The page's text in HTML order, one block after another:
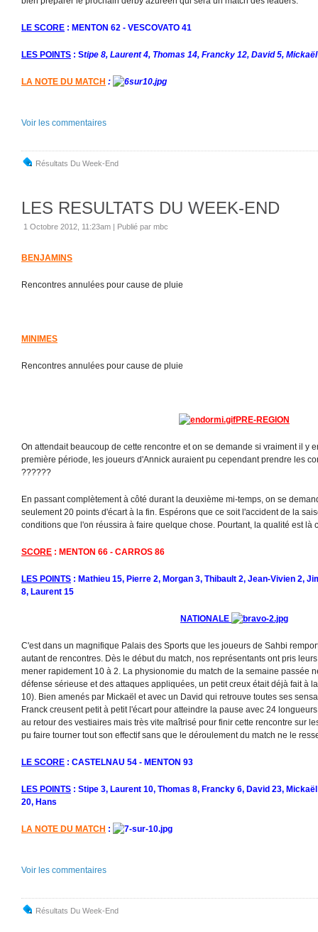
LE SCORE : MENTON 62 - VESCOVATO 41
LES POINTS : Stipe 8, Laurent 4, Thomas 14, Francky 12, David 5,
LA NOTE DU MATCH :
Voir les commentaires
Résultats Du Week-End
LES RESULTATS DU WEEK-END
1 Octobre 2012, 11:23am | Publié par mbc
BENJAMINS
Rencontres annulées pour cause de pluie
MINIMES
Rencontres annulées pour cause de pluie
PRE-REGION
On attendait beaucoup de cette rencontre et on se demande si vraiment il y
première période, les joueurs d'Annick auraient pu cependant prendre les
??????
En passant complètement à côté durant la deuxième mi-temps, on se
seulement 20 points d'écart à la fin. Espérons que ce soit l'accident de la
conditions que l'on réussira à faire quelque chose. Pourtant, la qualité est là
SCORE : MENTON 66 - CARROS 86
LES POINTS : Mathieu 15, Pierre 2, Morgan 3, Thibault 2, Jean-Vivien 2,
8, Laurent 15
NATIONALE
C'est dans un magnifique Palais des Sports que les joueurs de Sahbi
autant de rencontres. Dès le début du match, nos représentants ont pris
mener rapidement 10 à 2. La physionomie du match de la semaine passée
défense sérieuse et des attaques appliquées, un petit creux était déjà fait à
10). Bien amenés par Mickaël et avec un David qui retrouve toutes ses
Franck creusent petit à petit l'écart pour atteindre la pause avec 24
au retour des vestiaires mais très vite maîtrisé pour finir cette rencontre sur
pu faire tourner tout son effectif sans que le déroulement du match ne le
LE SCORE : CASTELNAU 54 - MENTON 93
LES POINTS : Stipe 3, Laurent 10, Thomas 8, Francky 6, David 23,
20, Hans
LA NOTE DU MATCH :
Voir les commentaires
Résultats Du Week-End